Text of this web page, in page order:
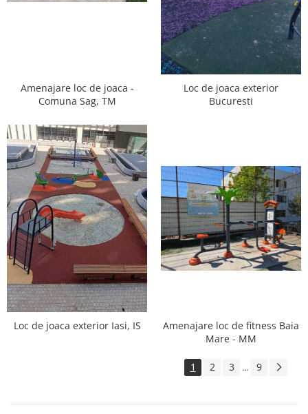
Amenajare loc de joaca -
Comuna Sag, TM
Loc de joaca exterior
Bucuresti
Loc de joaca exterior Iasi, IS
Amenajare loc de fitness Baia
Mare - MM
1 2 3 ... 9